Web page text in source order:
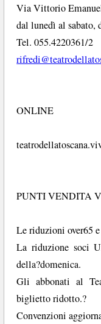
Via Vittorio
dal lunedì al sabato,
Tel. 055.4220361/2
ONLINE
PUNTI VENDITA
Le riduzioni over65
La riduzione soci
della?domenica.
Gli abbonati al
biglietto ridotto.?
Convenzioni